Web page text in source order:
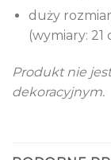
duży
(wymiary: 21
Produkt nie
dekoracyjnym.